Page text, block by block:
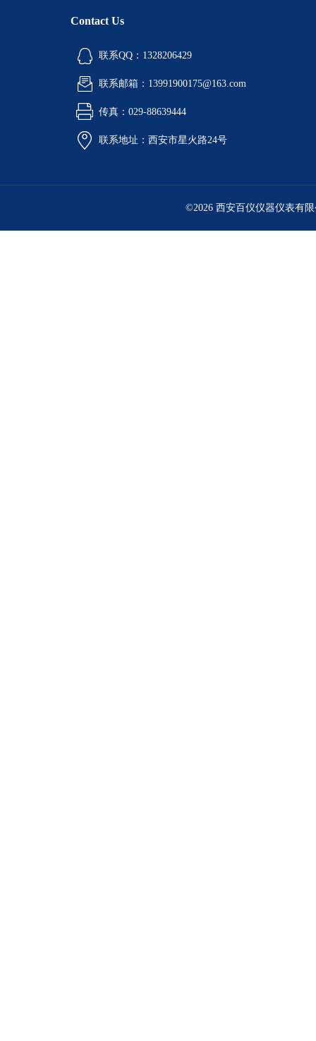
Contact Us
联系QQ：1328206429
联系邮箱：13991900175@163.com
传真：029-88639444
联系地址：西安市星火路24号
©2026 西安百仪仪器仪表有